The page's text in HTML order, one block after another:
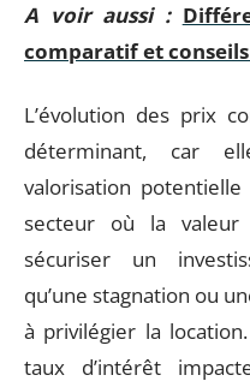
A voir aussi :
comparatif et
L’évolution des prix
déterminant, car
valorisation
secteur où la
sécuriser un
qu’une stagnation ou
à privilégier la
taux d’intérêt